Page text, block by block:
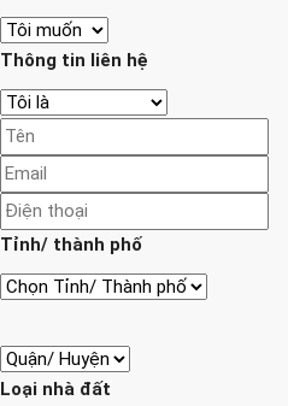
Thông tin liên hệ
Tỉnh/ thành phố
Loại nhà đất